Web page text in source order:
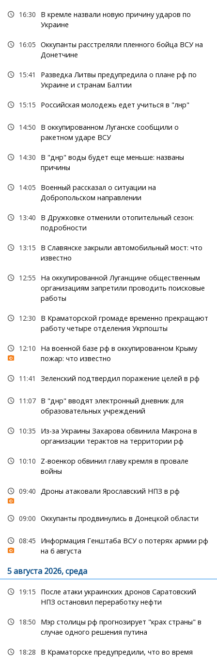
16:30
В кремле назвали новую причину ударов по
Украине
16:05 Оккупанты расстреляли пленного бойца ВСУ на
Донетчине
15:41
Разведка Литвы предупредила о плане рф по
Украине и странам Балтии
15:15 Российская молодежь едет учиться в "лнр"
14:50
В оккупированном Луганске сообщили о
ракетном ударе ВСУ
14:30
В "днр" воды будет еще меньше: названы
причины
14:05
Военный рассказал о ситуации на
Добропольском направлении
13:40
В Дружковке отменили отопительный сезон:
подробности
13:15
В Славянске закрыли автомобильный мост: что
известно
12:55
На оккупированной Луганщине общественным
организациям запретили проводить поисковые
работы
12:30
В Краматорской громаде временно прекращают
работу четыре отделения Укрпошты
12:10
На военной базе рф в оккупированном Крыму
пожар: что известно
11:41 Зеленский подтвердил поражение целей в рф
11:07 В "днр" вводят электронный дневник для
образовательных учреждений
10:35
Из-за Украины Захарова обвинила Макрона в
организации терактов на территории рф
10:10
Z-военкор обвинил главу кремля в провале
войны
09:40 Дроны атаковали Ярославский НПЗ в рф
09:00 Оккупанты продвинулись в Донецкой области
08:45
Информация Генштаба ВСУ о потерях армии рф
на 6 августа
5 августа 2026, среда
19:15
После атаки украинских дронов Саратовский
НПЗ остановил переработку нефти
18:50
Мэр столицы рф прогнозирует "крах страны" в
случае одного решения путина
18:28
В Краматорске предупредили, что во время